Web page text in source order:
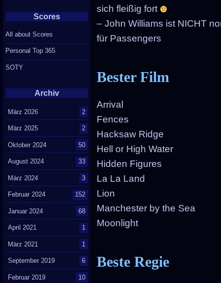
sich fleißig fort
– John Williams ist NICHT
für Passengers
Bester Film
Arrival
Fences
Hacksaw Ridge
Hell or High Water
Hidden Figures
La La Land
Lion
Manchester by the Sea
Moonlight
Beste Regie
Scores
All about Scores
Personal Top 365
SOTY
Archiv
März 2026 2
März 2025 2
Oktober 2024 50
August 2024 33
März 2024 3
Februar 2024 152
Januar 2024 68
April 2021 1
März 2021 1
September 2019 6
Februar 2019 10